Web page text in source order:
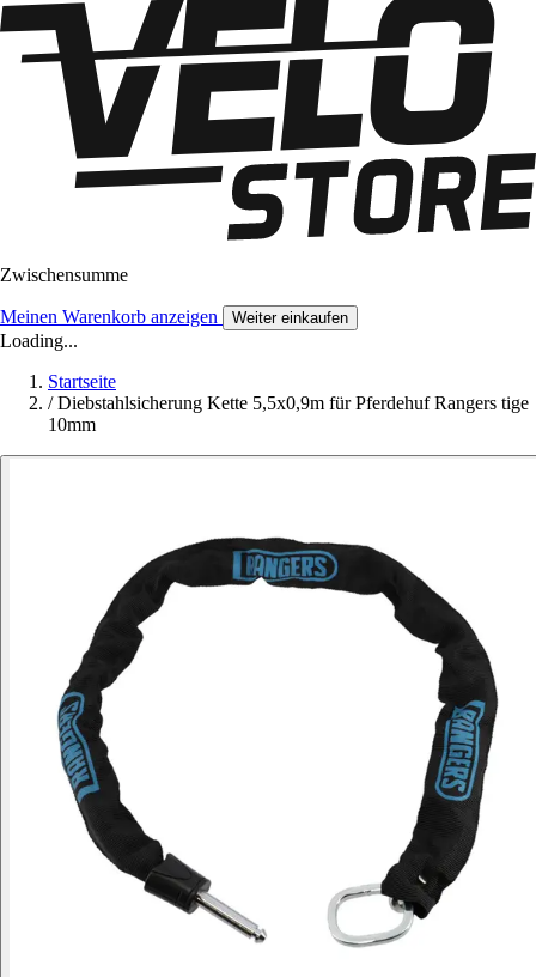
Zwischensumme
Meinen Warenkorb anzeigen Weiter einkaufen
Loading...
Startseite
/ Diebstahlsicherung Kette 5,5x0,9m für Pferdehuf Rangers tige
10mm